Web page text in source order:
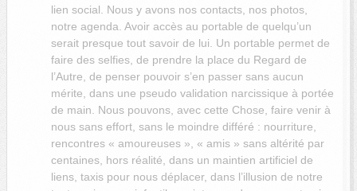
lien social. Nous y avons nos contacts, nos photos,
notre agenda. Avoir accès au portable de quelqu’un
serait presque tout savoir de lui. Un portable permet de
faire des selfies, de prendre la place du Regard de
l’Autre, de penser pouvoir s’en passer sans aucun
mérite, dans une pseudo validation narcissique à portée
de main. Nous pouvons, avec cette Chose, faire venir à
nous sans effort, sans le moindre différé : nourriture,
rencontres « amoureuses », « amis » sans altérité par
centaines, hors réalité, dans un maintien artificiel de
liens, taxis pour nous déplacer, dans l’illusion de notre